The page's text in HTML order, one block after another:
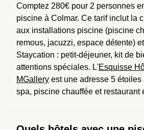
Comptez 280€ pour 2 personnes
piscine à Colmar. Ce tarif inclut la
aux installations piscine (piscine
remous, jacuzzi, espace détente)
Staycation : petit-déjeuner, kit de
attentions spéciales. L'Esquisse
MGallery est une adresse 5
spa, piscine chauffée et restaurant